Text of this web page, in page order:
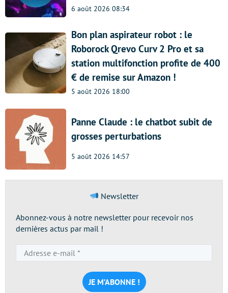
6 août 2026 08:34
Bon plan aspirateur robot : le
Roborock Qrevo Curv 2 Pro et sa
station multifonction profite de 400
€ de remise sur Amazon !
5 août 2026 18:00
Panne Claude : le chatbot subit de
grosses perturbations
5 août 2026 14:57
Newsletter
Abonnez-vous à notre newsletter pour recevoir nos
dernières actus par mail !
e-
mail
*